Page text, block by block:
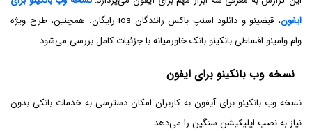
ایفون
، قبضینو و دانلود اسنپ باکس رانندگان ios رایگان. همچنین، طرح ویژه
وام وامینو اقساطی بانکینو بانک خاورمیانه با جزئیات کامل بررسی می‌شود.
نسخه وب بانکینو برای ایفون
نسخه وب بانکینو برای آیفون به کاربران امکان دسترسی به خدمات بانکی بدون
نیاز به نصب اپلیکیشن سنگین را می‌دهد.